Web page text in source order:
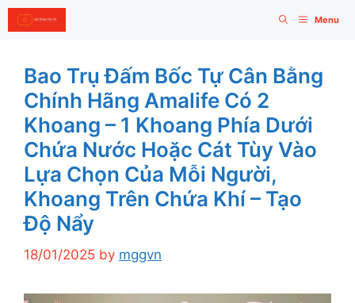
Skip
to
Menu
Bao Trụ Đấm Bốc Tự Cân Bằng
Chính Hãng Amalife Có 2
Khoang – 1 Khoang Phía Dưới
Chứa Nước Hoặc Cát Tùy Vào
Lựa Chọn Của Mỗi Người,
Khoang Trên Chứa Khí – Tạo
Độ Nẩy
18/01/2025 by mggvn